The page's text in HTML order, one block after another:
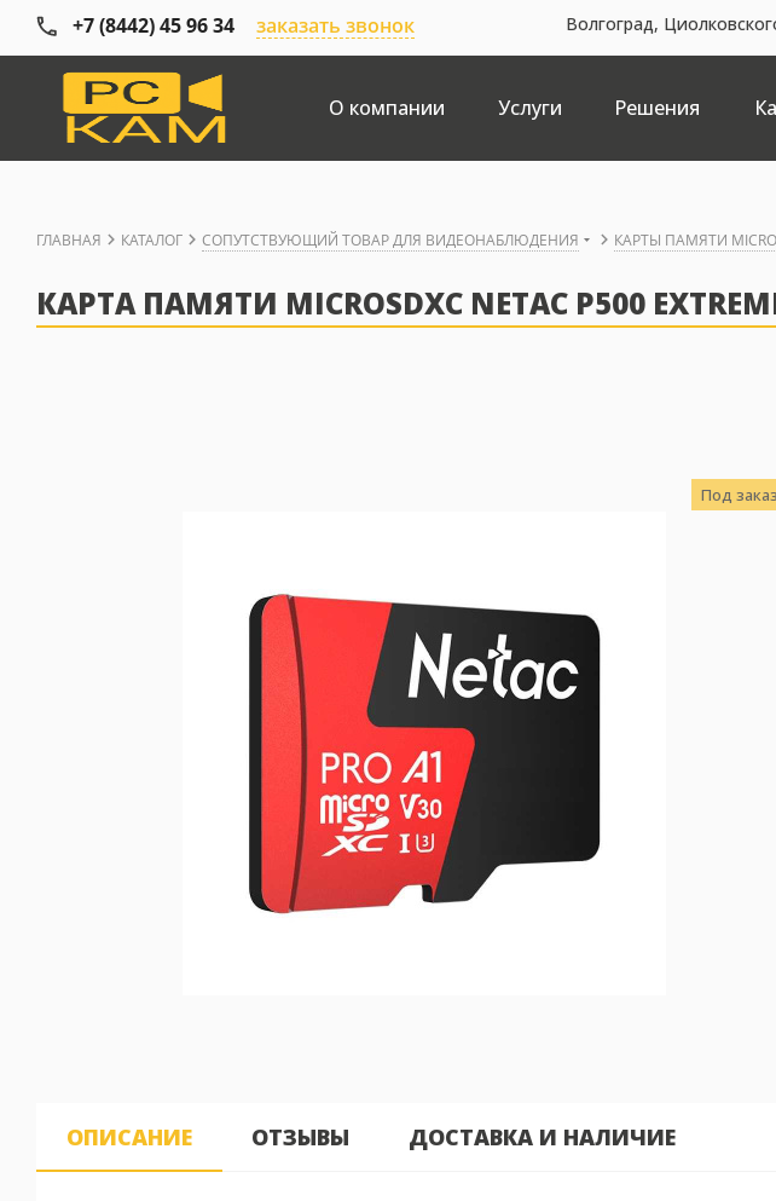
+7 (8442) 45 96 34 заказать звонок Волгоград,
О компании Услуги Решения
ГЛАВНАЯ КАТАЛОГ СОПУТСТВУЮЩИЙ ТОВАР ДЛЯ ВИДЕОНАБЛЮДЕНИЯ КАРТЫ ПАМЯТИ
КАРТА ПАМЯТИ MICROSDXC NETAC P500
Под заказ
ОПИСАНИЕ ОТЗЫВЫ ДОСТАВКА И НАЛИЧИЕ